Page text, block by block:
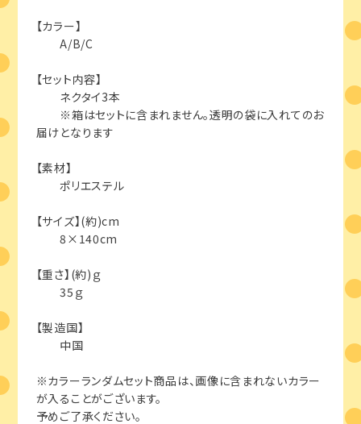
【カラー】
A/B/C
【セット内容】
ネクタイ3本
※箱はセットに含まれません。透明の袋に入れてのお
届けとなります
【素材】
ポリエステル
【サイズ】(約)cm
8×140cm
【重さ】(約)ｇ
35ｇ
【製造国】
中国
※カラーランダムセット商品は、画像に含まれないカラー
が入ることがございます。
予めご了承ください。